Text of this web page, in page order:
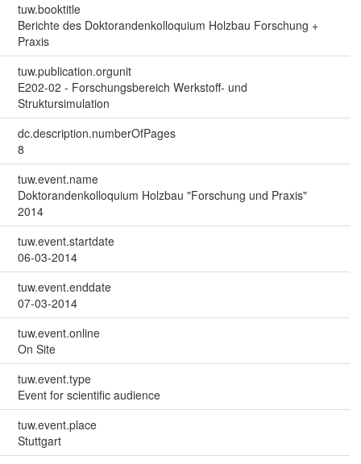
tuw.booktitle
Berichte des Doktorandenkolloquium Holzbau Forschung +
Praxis
tuw.publication.orgunit
E202-02 - Forschungsbereich Werkstoff- und
Struktursimulation
dc.description.numberOfPages
8
tuw.event.name
Doktorandenkolloquium Holzbau "Forschung und Praxis"
2014
tuw.event.startdate
06-03-2014
tuw.event.enddate
07-03-2014
tuw.event.online
On Site
tuw.event.type
Event for scientific audience
tuw.event.place
Stuttgart